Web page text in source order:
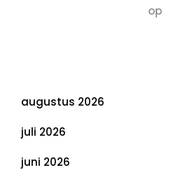
op
augustus 2026
juli 2026
juni 2026